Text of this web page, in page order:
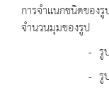
การจำแนกชนิดของ
จำนวนมุมของรูป
- รูปสามเห
- รูปสี่เหลี่ย